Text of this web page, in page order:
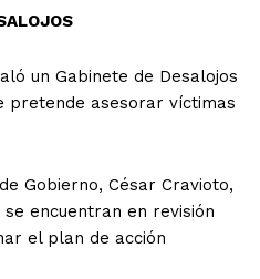
un Gabinete de Desalojos
pretende asesorar víctimas
Gobierno, César Cravioto,
encuentran en revisión
el plan de acción